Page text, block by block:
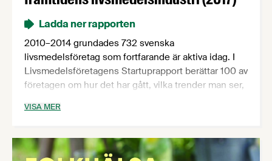
Ladda ner rapporten
2010–2014 grundades 732 svenska
livsmedelsföretag som fortfarande är aktiva idag. I
Livsmedelsföretagens Startuprapport berättar 100 av
företagen om hur det har gått, vilka trender man ser,
Gemensamt för de nystartade företagen är en stark
trots hård konkurrens och stora utmaningar.
VISA MER